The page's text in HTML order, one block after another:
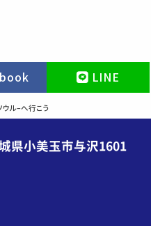
LINE
ル–へ行こう
県小美玉市与沢1601